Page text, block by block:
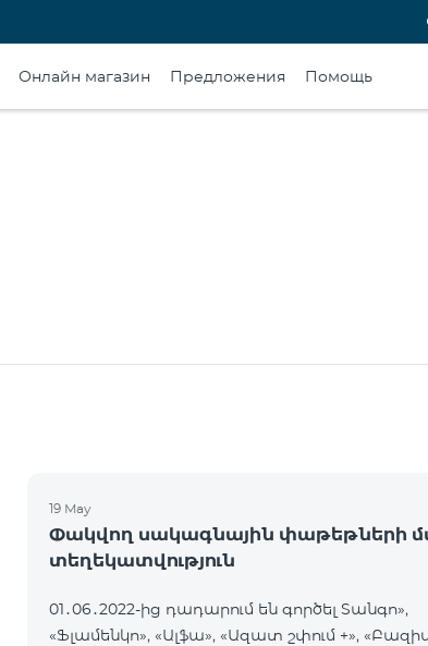
Онлайн магазин Предложения Помощь
19 May
Փակվող սակագնային փաթեթների
տեղեկատվություն
01․06․2022-ից դադարում են գործել Տանգո»,
«Ֆլամենկո», «Ալֆա», «Ազատ շփում +»,